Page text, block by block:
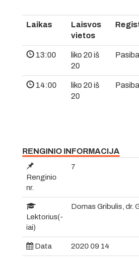
Laikas
Laisvos
vietos
13:00
liko 20 iš
20
14:00
liko 20 iš
20
RENGINIO INFORMACIJA
Renginio
nr.
7
Lektorius(-
iai)
Domas Gribulis, dr.
Data 2020 09 14